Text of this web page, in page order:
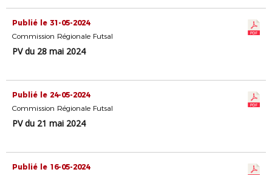
Publié le 31-05-2024
Commission Régionale Futsal
PV du 28 mai 2024
Publié le 24-05-2024
Commission Régionale Futsal
PV du 21 mai 2024
Publié le 16-05-2024